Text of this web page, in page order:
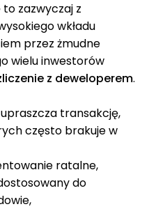
zazwyczaj z
wkładu
przez żmudne
wielu inwestorów
z deweloperem.
transakcję,
często brakuje w
ratalne,
do